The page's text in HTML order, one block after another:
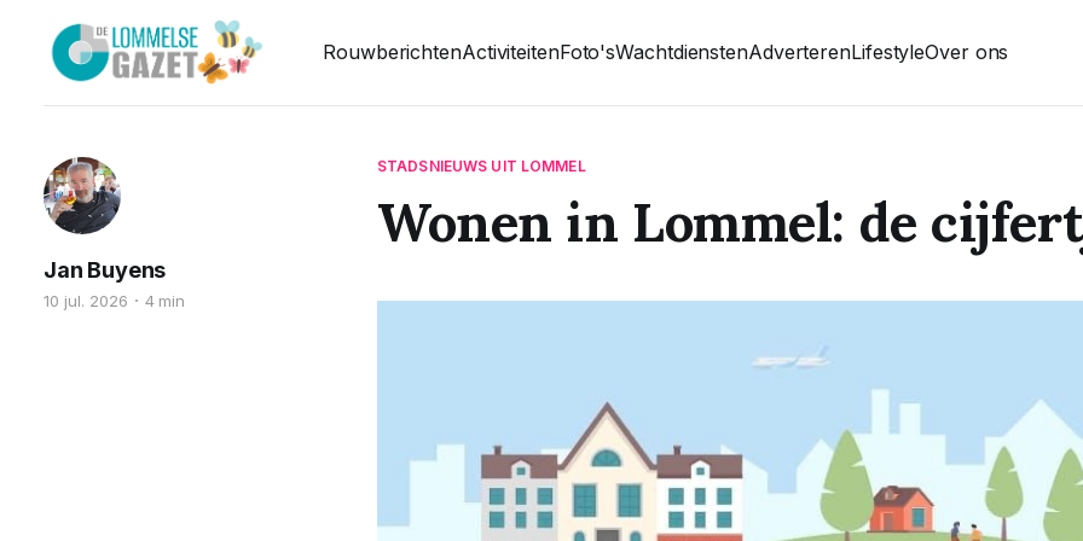
RouwberichtenActiviteitenFoto'sWachtdienstenAdverterenLifestyleOver ons
STADSNIEUWS UIT LOMMEL
Wonen in Lommel: de
Jan Buyens
10 jul. 2026 4 min